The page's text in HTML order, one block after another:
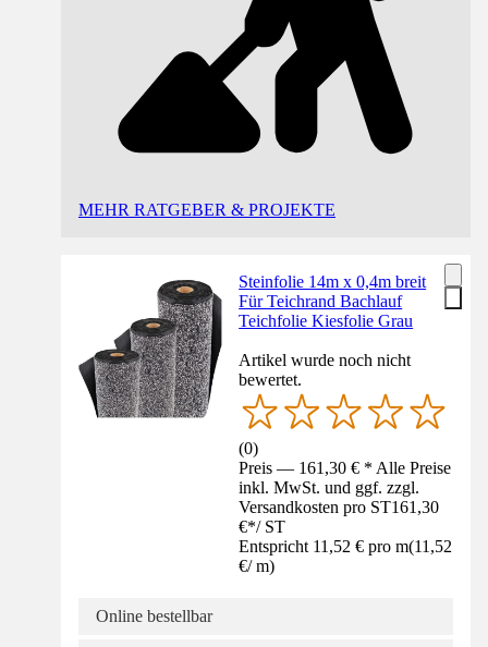
MEHR RATGEBER & PROJEKTE
Steinfolie 14m x 0,4m breit
Für Teichrand Bachlauf
Teichfolie Kiesfolie Grau
Artikel wurde noch nicht
bewertet.
(0)
Preis — 161,30 € * Alle Preise
inkl. MwSt. und ggf. zzgl.
Versandkosten pro ST161,30
€*/ ST
Entspricht 11,52 € pro m(11,52
€/ m)
Online bestellbar